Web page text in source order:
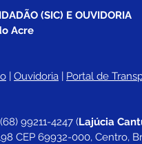
(SIC) E OUVIDORIA
Acre
| Ouvidoria | Portal de
99211-4247 (Lajúcia
CEP 69932-000, Centro,